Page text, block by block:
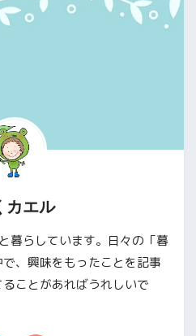
カエル
暮らしています。日々の「暮
、興味をもったことを記事
ことがあればうれしいで